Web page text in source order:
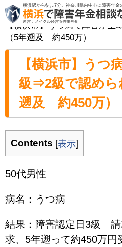
横浜駅から徒歩7分。神奈川県内中心に障害年金
運営：メイクル経営管理事務所
横浜で障害年金相談ならメイ
【横浜市】うつ病で障害厚
（5年遡及 約450万）
【横浜市】うつ
級⇒2級で認めら
遡及 約450万）
Contents [表示]
50代男性
病名：うつ病
結果：障害認定日3級 請
求、5年遡って約450万円